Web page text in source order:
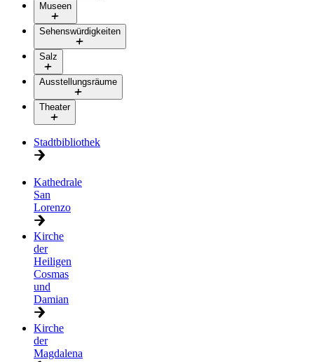
Museen
Sehenswürdigkeiten
Salz
Ausstellungsräume
Theater
Stadtbibliothek
Kathedrale
San
Lorenzo
Kirche
der
Heiligen
Cosmas
und
Damian
Kirche
der
Magdalena